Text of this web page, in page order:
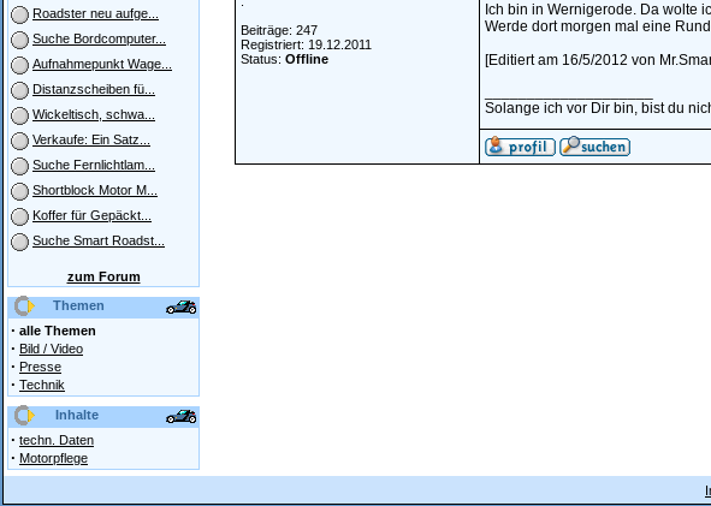
Roadster neu aufge...
Suche Bordcomputer...
Aufnahmepunkt Wage...
Distanzscheiben fü...
Wickeltisch, schwa...
Verkaufe: Ein Satz...
Suche Fernlichtlam...
Shortblock Motor M...
Koffer für Gepäckt...
Suche Smart Roadst...
zum Forum
Themen
· alle Themen
· Bild / Video
· Presse
· Technik
Inhalte
· techn. Daten
· Motorpflege
Beiträge: 247
Registriert: 19.12.2011
Status: Offline
Ich bin in Wernigerode. Da wolte
Werde dort morgen mal eine
[Editiert am 16/5/2012 von
Solange ich vor Dir bin, bist du